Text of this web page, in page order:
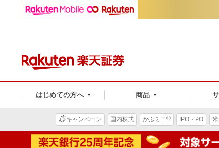
はじめての方へ 商品
キャンペーン 国内株式 かぶミニ® IPO・PO